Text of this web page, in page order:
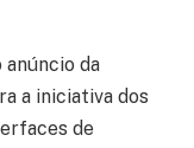
anúncio da
a iniciativa dos
de